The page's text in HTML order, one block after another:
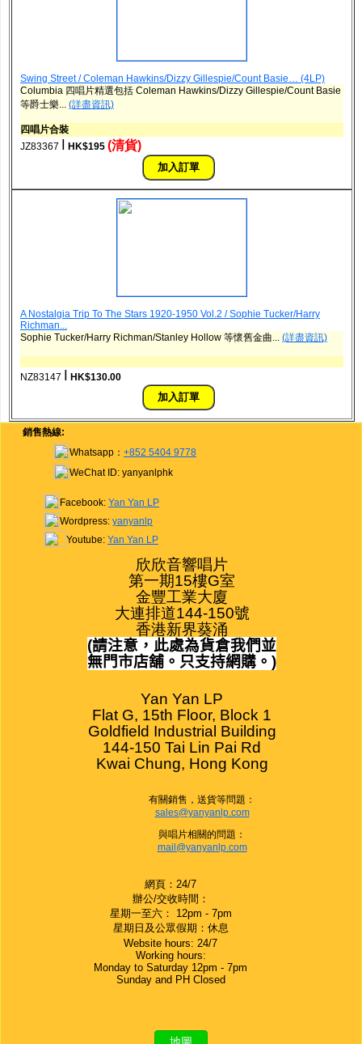
Swing Street / Coleman Hawkins/Dizzy Gillespie/Count Basie… (4LP)
Columbia 四唱片精選包括 Coleman Hawkins/Dizzy Gillespie/Count Basie
等爵士樂... (詳盡資訊)
四唱片合裝
JZ83367
HK$195 (清貨)
A Nostalgia Trip To The Stars 1920-1950 Vol.2 / Sophie Tucker/Harry
Richman...
Sophie Tucker/Harry Richman/Stanley Hollow 等懷舊金曲... (詳盡資訊)
NZ83147 HK$130.00
銷售熱線:
Whatsapp： +852 5404 9778
WeChat ID: yanyanlphk
Facebook: Yan Yan LP
Wordpress: yanyanlp
Youtube: Yan Yan LP
欣欣音響唱片
第一期15樓G室
金豐工業大廈
大連排道144-150號
香港新界葵涌
(請注意，此處為貨倉我們並
無門市店舖。只支持網購。 )
Yan Yan LP
Flat G, 15th Floor, Block 1
Goldfield Industrial Building
144-150 Tai Lin Pai Rd
Kwai Chung, Hong Kong
有關銷售，送貨等問題：
sales@yanyanlp.com
與唱片相關的問題：
mail@yanyanlp.com
網頁：24/7
辦公/交收時間：
星期一至六： 12pm - 7pm
星期日及公眾假期：休息
Website hours: 24/7
Working hours:
Monday to Saturday 12pm - 7pm
Sunday and PH Closed